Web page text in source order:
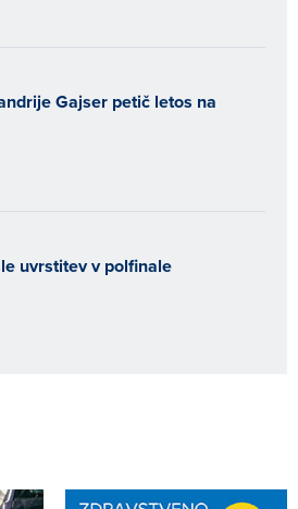
Gajser petič letos na
uvrstitev v polfinale